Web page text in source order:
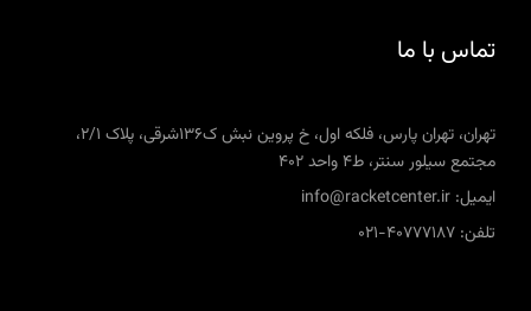
تماس با ما
تهران، تهران پارس، فلکه اول، خ پروین نبش ک136شرقی، پلاک 2/1،
مجتمع سیلور سنتر، ط4 واحد 402
ایمیل: info@racketcenter.ir
تلفن: 40777187-021